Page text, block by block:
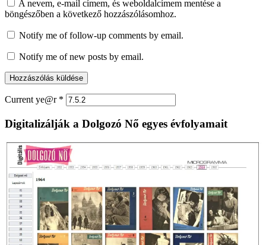
A nevem, e-mail címem, és weboldalcímem mentése a
böngészőben a következő hozzászólásomhoz.
Notify me of follow-up comments by email.
Notify me of new posts by email.
Current ye@r *
Digitalizálják a Dolgozó Nő egyes évfolyamait